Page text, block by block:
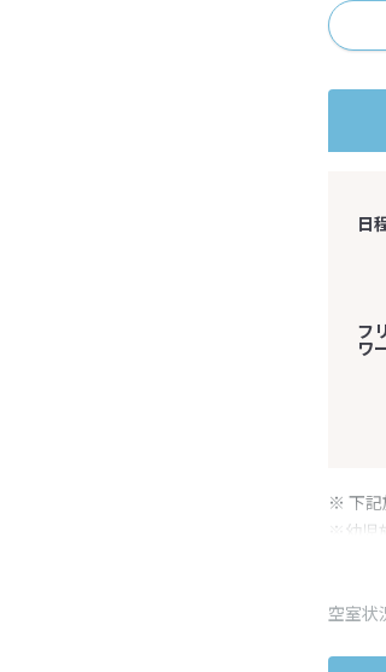
日
フ
ワ
※ 下記
※幼児
空室状